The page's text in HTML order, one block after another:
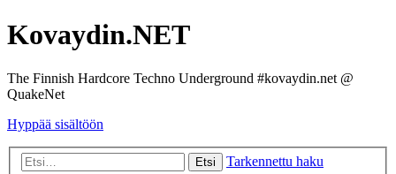
Kovaydin.NET
The Finnish Hardcore Techno Underground #kovaydin.net @
QuakeNet
Hyppää sisältöön
Etsi Tarkennettu haku